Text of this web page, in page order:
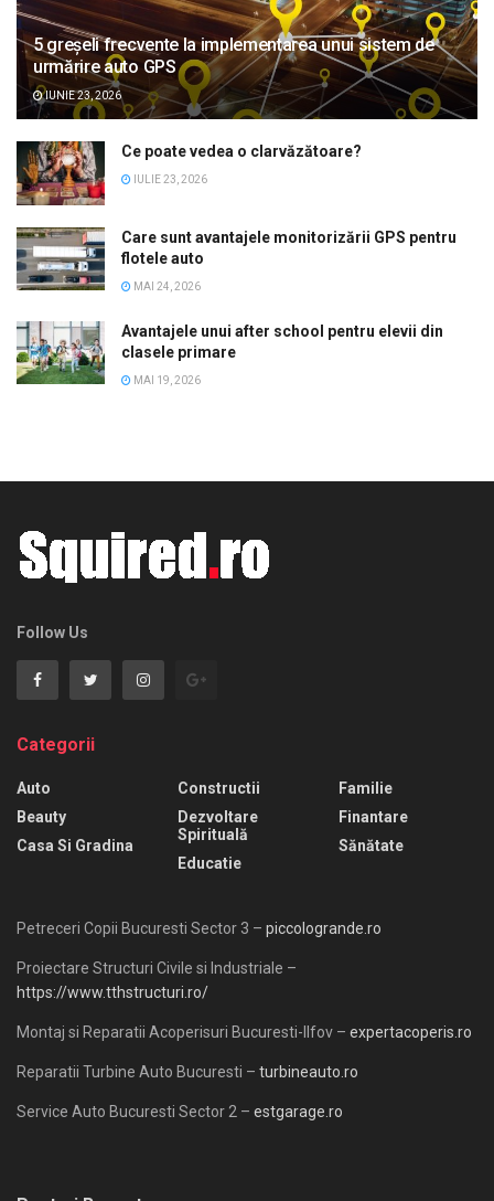
5 greșeli frecvente la implementarea unui sistem de
urmărire auto GPS
IUNIE 23, 2026
Ce poate vedea o clarvăzătoare?
IULIE 23, 2026
Care sunt avantajele monitorizării GPS pentru
flotele auto
MAI 24, 2026
Avantajele unui after school pentru elevii din
clasele primare
MAI 19, 2026
Follow Us
Categorii
Auto
Beauty
Casa Si Gradina
Constructii
Dezvoltare
Spirituală
Educatie
Familie
Finantare
Sănătate
Petreceri Copii Bucuresti Sector 3 – piccologrande.ro
Proiectare Structuri Civile si Industriale –
https://www.tthstructuri.ro/
Montaj si Reparatii Acoperisuri Bucuresti-Ilfov – expertacoperis.ro
Reparatii Turbine Auto Bucuresti – turbineauto.ro
Service Auto Bucuresti Sector 2 – estgarage.ro